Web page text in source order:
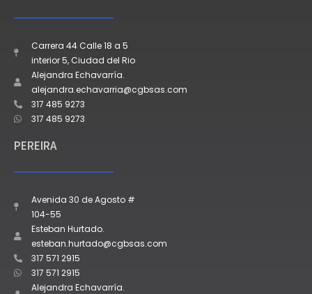
Carrera 44 Calle 18 a 5
interior 5, Ciudad del Rio
Alejandra Echavarría.
alejandra.echavarria@cgbsas.com
317 485 9273
317 485 9273
PEREIRA
Avenida 30 de Agosto #
104-55
Esteban Hurtado.
esteban.hurtado@cgbsas.com
317 571 2915
317 571 2915
Alejandra Echavarría.